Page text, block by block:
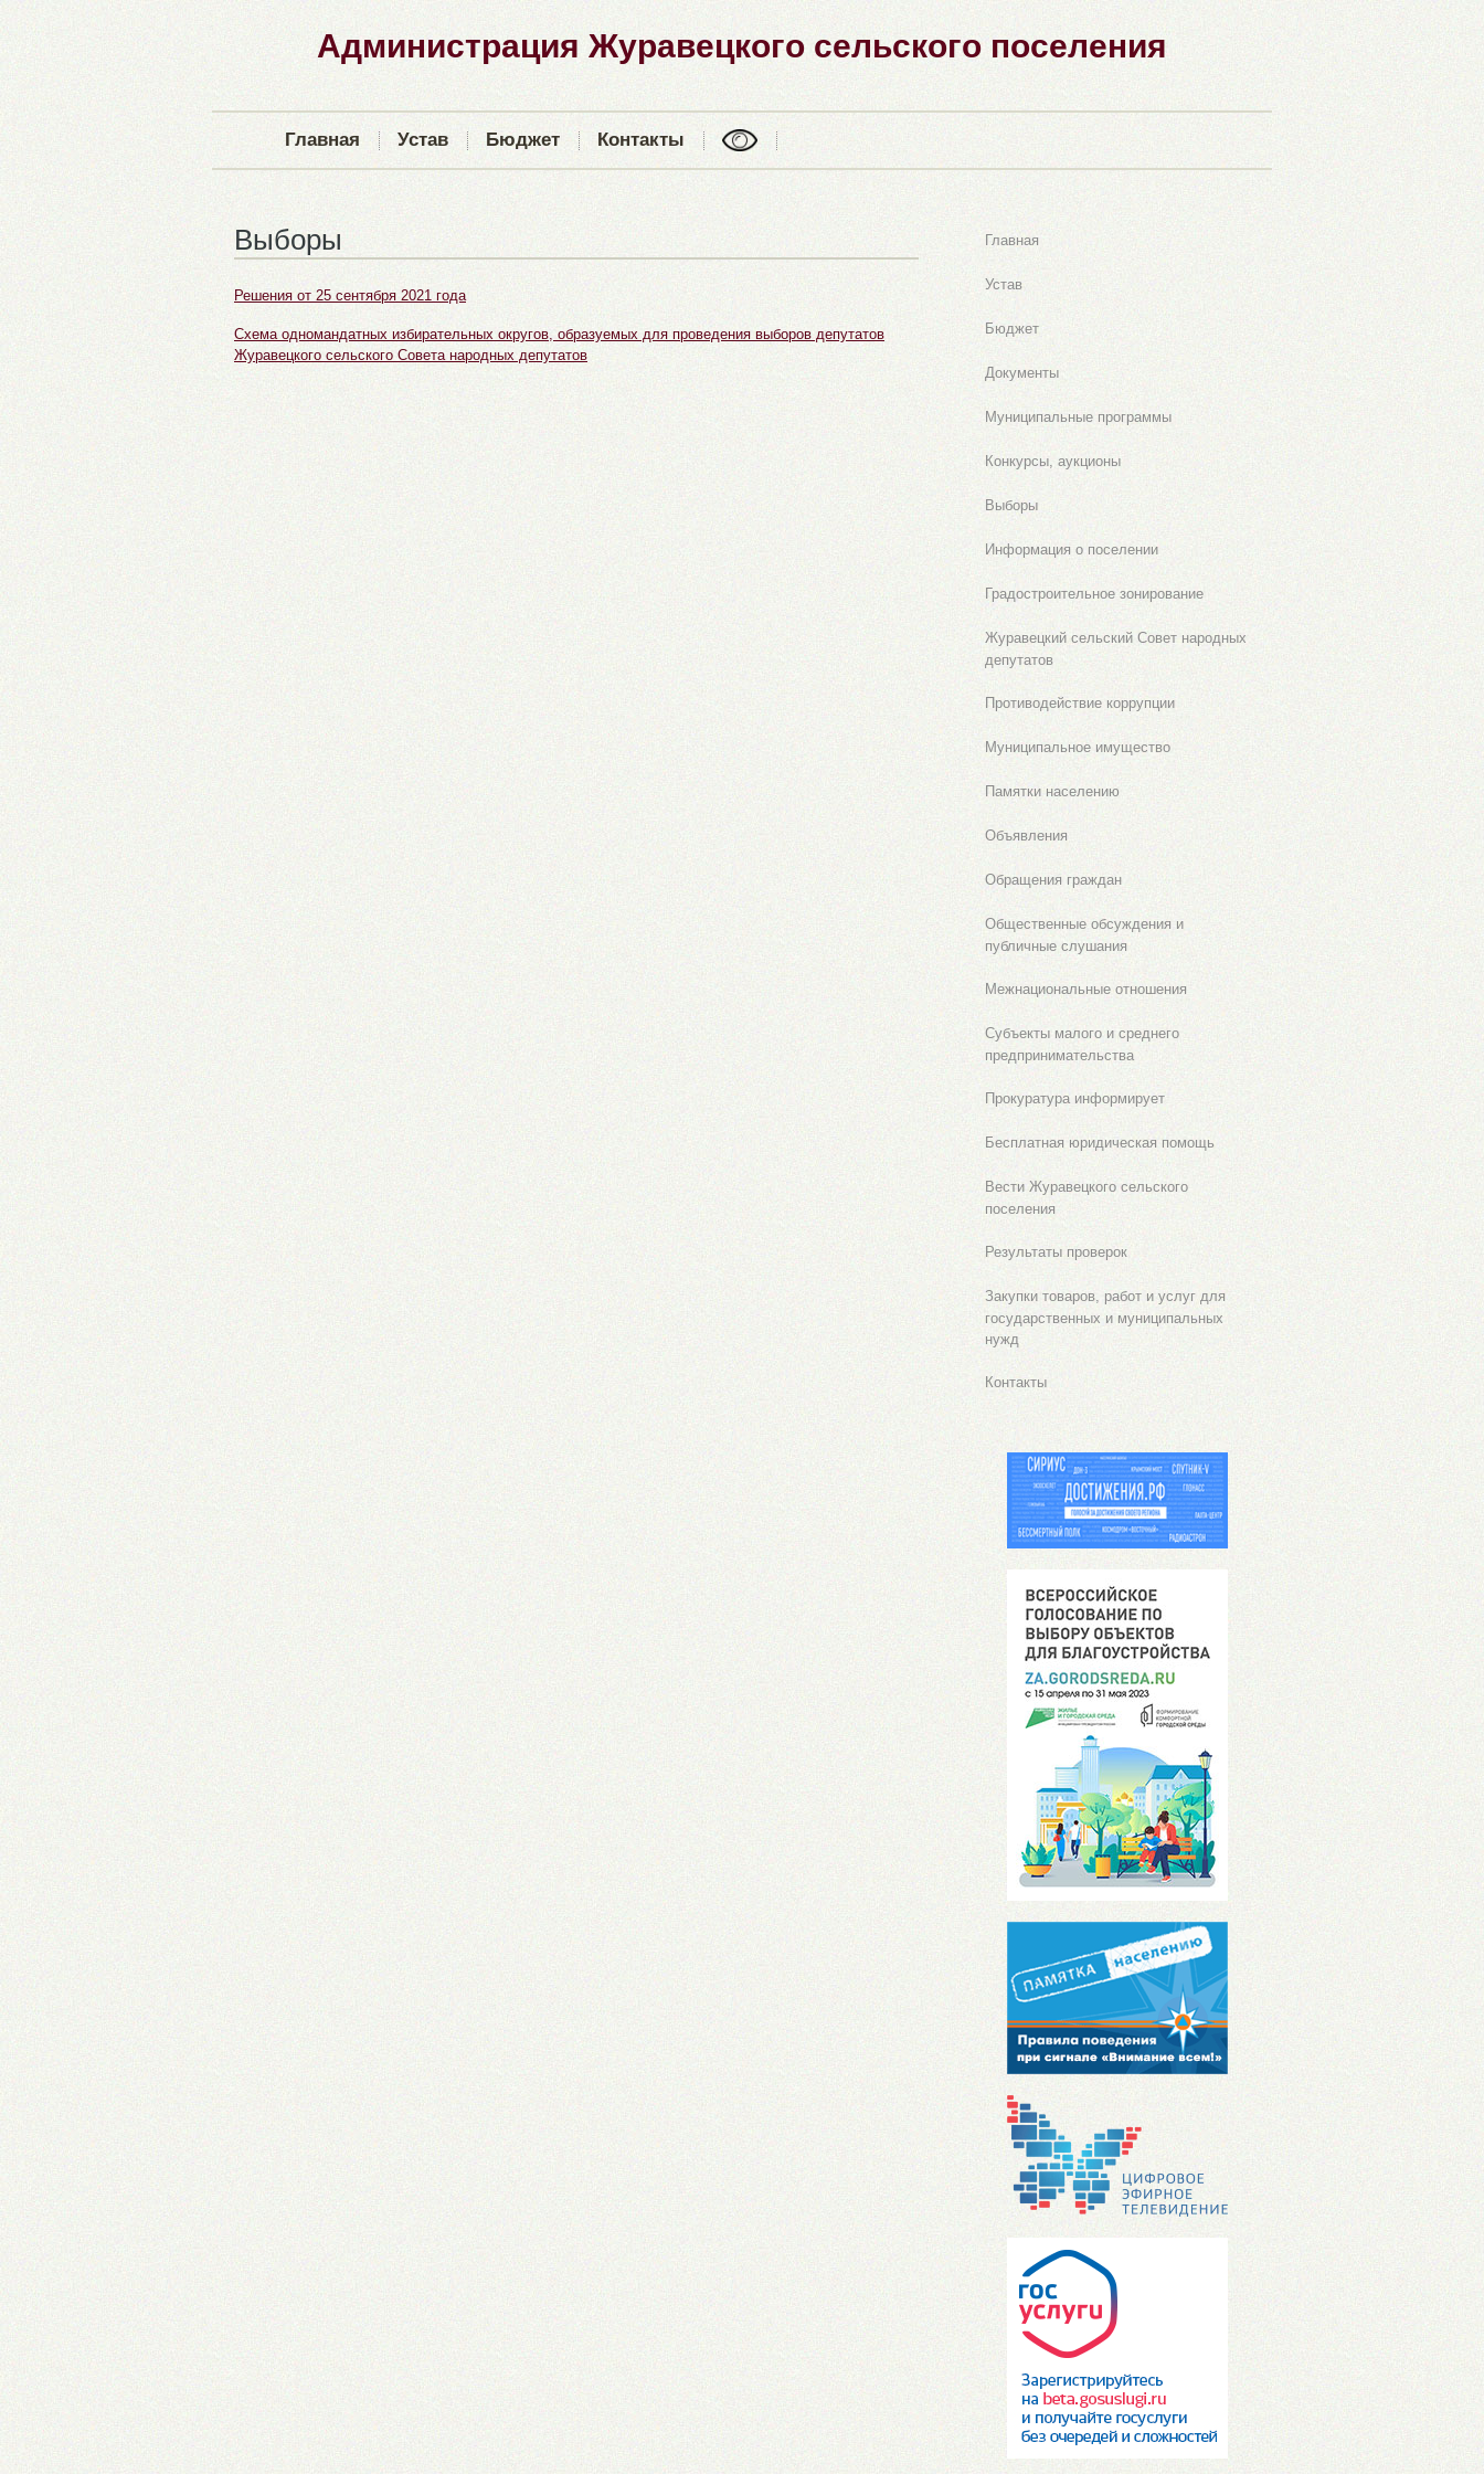
Администрация Журавецкого сельского поселения
Главная Устав Бюджет Контакты
Выборы
Решения от 25 сентября 2021 года
Схема одномандатных избирательных округов, образуемых для проведения выборов депутатов
Журавецкого сельского Совета народных депутатов
Главная
Устав
Бюджет
Документы
Муниципальные программы
Конкурсы, аукционы
Выборы
Информация о поселении
Градостроительное зонирование
Журавецкий сельский Совет народных
депутатов
Противодействие коррупции
Муниципальное имущество
Памятки населению
Объявления
Обращения граждан
Общественные обсуждения и
публичные слушания
Межнациональные отношения
Субъекты малого и среднего
предпринимательства
Прокуратура информирует
Бесплатная юридическая помощь
Вести Журавецкого сельского
поселения
Результаты проверок
Закупки товаров, работ и услуг для
государственных и муниципальных
нужд
Контакты